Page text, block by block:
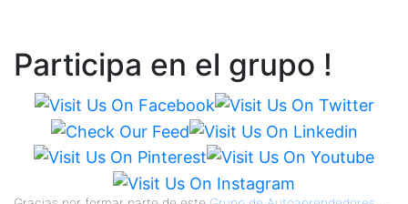
Participa en el grupo !